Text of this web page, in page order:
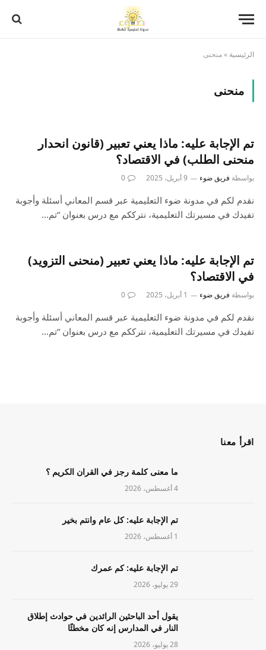
الرئيسية »منحنى
منحنى
تم الإجابة عليه: ماذا يعني تعبير (قانون انحدار
منحنى الطلب) في الاقتصاد؟
بواسطة فريق ضوء 9 أبريل، 2025 0
نقدم لكم في مدونة ضوء التعليمية عبر قسم المعاني أسئلة وأجوبة
تفيدك في مسيرتك التعليمية، نترككم مع درس بعنوان “تم…
تم الإجابة عليه: ماذا يعني تعبير (منحنى التزويد)
في الاقتصاد؟
بواسطة فريق ضوء 1 أبريل، 2025 0
نقدم لكم في مدونة ضوء التعليمية عبر قسم المعاني أسئلة وأجوبة
تفيدك في مسيرتك التعليمية، نترككم مع درس بعنوان “تم…
اقرأ معنا
ما معنى كلمة رجز في القران الكريم ؟
4 أغسطس، 2026
تم الإجابة عليه: كل عام وانتم بخير
1 أغسطس، 2026
تم الإجابة عليه: كم عمرك
29 يوليو، 2026
يقول أحد الباحثين الرائدين في حوادث إطلاق
النار في المدارس إنه كان مخطئًا
28 يوليو، 2026